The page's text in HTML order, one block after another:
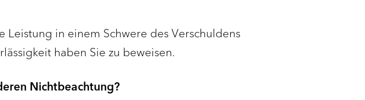
in einem Schwere des Verschuldens
haben Sie zu beweisen.
Nichtbeachtung?